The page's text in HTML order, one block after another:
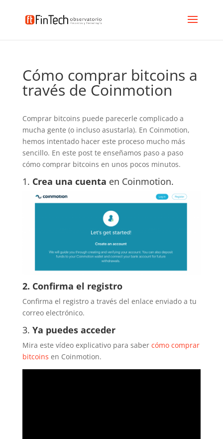
Cómo comprar bitcoins a
través de Coinmotion
Comprar bitcoins puede parecerle complicado a
mucha gente (o incluso asustarla). En Coinmotion,
hemos intentado hacer este proceso mucho más
sencillo. En este post te enseñamos paso a paso
cómo comprar bitcoins en unos pocos minutos.
1. Crea una cuenta en Coinmotion.
2. Confirma el registro
Confirma el registro a través del enlace enviado a tu
correo electrónico.
3. Ya puedes acceder
Mira este vídeo explicativo para saber cómo comprar
bitcoins en Coinmotion.